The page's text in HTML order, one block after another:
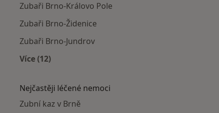
Zubaři Brno-Královo Pole
Zubaři Brno-Židenice
Zubaři Brno-Jundrov
Více (12)
Nejčastěji léčené nemoci
Zubní kaz v Brně